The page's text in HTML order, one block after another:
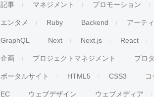
記事 マネジメント プロモーション
エンタメ Ruby Backend アーテ
GraphQL Next Next.js React
企画 プロジェクトマネジメント プロ
ポータルサイト HTML5 CSS3
EC ウェブデザイン ウェブメディア